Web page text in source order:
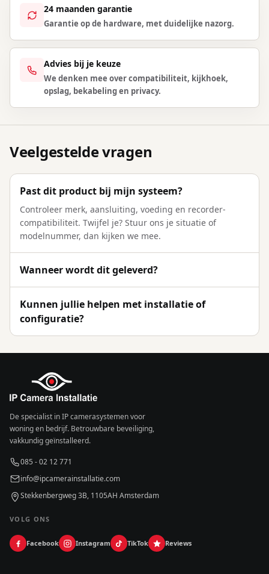
24 maanden garantie
Garantie op de hardware, met duidelijke nazorg.
Advies bij je keuze
We denken mee over compatibiliteit, kijkhoek,
opslag, bekabeling en privacy.
Veelgestelde vragen
Past dit product bij mijn systeem?
Controleer merk, aansluiting, voeding en recorder-
compatibiliteit. Twijfel je? Stuur ons je situatie of
modelnummer, dan kijken we mee.
Wanneer wordt dit geleverd?
Kunnen jullie helpen met installatie of
configuratie?
De specialist in IP camerasystemen voor
woning en bedrijf. Betrouwbare beveiliging,
vakkundig geïnstalleerd.
085 - 02 12 771
info@ipcamerainstallatie.com
Stekkenbergweg 3B, 1105AH Amsterdam
VOLG ONS
Facebook Instagram TikTok Reviews